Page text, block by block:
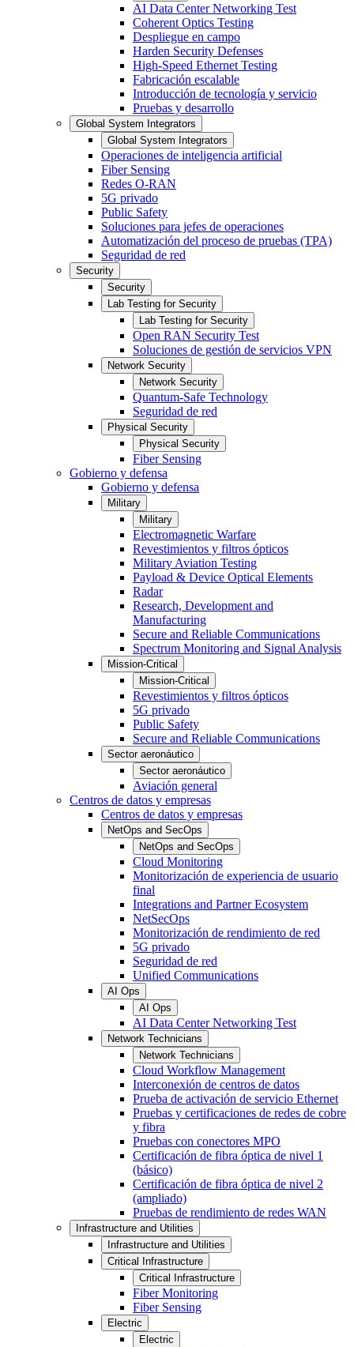
AI Data Center Networking Test
Coherent Optics Testing
Despliegue en campo
Harden Security Defenses
High-Speed Ethernet Testing
Fabricación escalable
Introducción de tecnología y servicio
Pruebas y desarrollo
Global System Integrators
Global System Integrators
Operaciones de inteligencia artificial
Fiber Sensing
Redes O-RAN
5G privado
Public Safety
Soluciones para jefes de operaciones
Automatización del proceso de pruebas (TPA)
Seguridad de red
Security
Security
Lab Testing for Security
Lab Testing for Security
Open RAN Security Test
Soluciones de gestión de servicios VPN
Network Security
Network Security
Quantum-Safe Technology
Seguridad de red
Physical Security
Physical Security
Fiber Sensing
Gobierno y defensa
Gobierno y defensa
Military
Military
Electromagnetic Warfare
Revestimientos y filtros ópticos
Military Aviation Testing
Payload & Device Optical Elements
Radar
Research, Development and
Manufacturing
Secure and Reliable Communications
Spectrum Monitoring and Signal Analysis
Mission-Critical
Mission-Critical
Revestimientos y filtros ópticos
5G privado
Public Safety
Secure and Reliable Communications
Sector aeronáutico
Sector aeronáutico
Aviación general
Centros de datos y empresas
Centros de datos y empresas
NetOps and SecOps
NetOps and SecOps
Cloud Monitoring
Monitorización de experiencia de usuario
final
Integrations and Partner Ecosystem
NetSecOps
Monitorización de rendimiento de red
5G privado
Seguridad de red
Unified Communications
AI Ops
AI Ops
AI Data Center Networking Test
Network Technicians
Network Technicians
Cloud Workflow Management
Interconexión de centros de datos
Prueba de activación de servicio Ethernet
Pruebas y certificaciones de redes de cobre
y fibra
Pruebas con conectores MPO
Certificación de fibra óptica de nivel 1
(básico)
Certificación de fibra óptica de nivel 2
(ampliado)
Pruebas de rendimiento de redes WAN
Infrastructure and Utilities
Infrastructure and Utilities
Critical Infrastructure
Critical Infrastructure
Fiber Monitoring
Fiber Sensing
Electric
Electric